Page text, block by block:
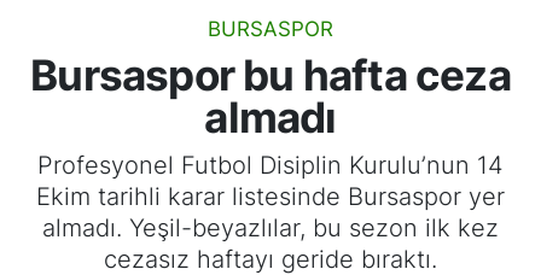
BURSASPOR
Bursaspor bu hafta ceza
almadı
Profesyonel Futbol Disiplin Kurulu’nun 14
Ekim tarihli karar listesinde Bursaspor yer
almadı. Yeşil-beyazlılar, bu sezon ilk kez
cezasız haftayı geride bıraktı.
Bursa Amatör
Voleybol
Genel
Bursa Trafik Yoğunluk Haritası
TFF 2.Lig Kırmızı Grup Puan Durumu ve Fikstür
Tüm Manşetler
Son Dakika Haberleri